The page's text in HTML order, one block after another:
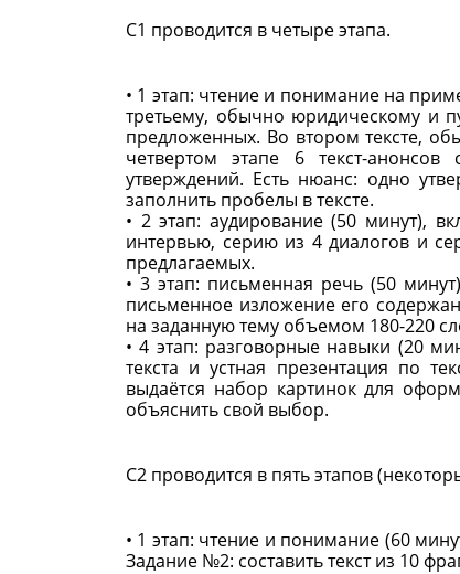
C1 проводится в четыре этапа.
• 1 этап: чтение и понимание на
третьему, обычно юридическому и
предложенных. Во втором тексте,
четвертом этапе 6 текст-
утверждений. Есть нюанс: одно
заполнить пробелы в тексте.
• 2 этап: аудирование (50 минут),
интервью, серию из 4 диалогов и
предлагаемых.
• 3 этап: письменная речь (50
письменное изложение его
на заданную тему объемом 180-220
• 4 этап: разговорные навыки (20
текста и устная презентация по
выдаётся набор картинок для
объяснить свой выбор.
C2 проводится в пять этапов
• 1 этап: чтение и понимание (60
Задание №2: составить текст из 10